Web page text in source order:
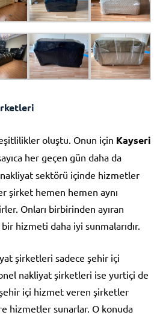
oluştu. Onun için Kayseri
her geçen gün daha da
sektörü içinde hizmetler
şirket hemen hemen aynı
Onları birbirinden ayıran
hizmeti daha iyi sunmalarıdır.
şirketleri sadece şehir içi
nakliyat şirketleri ise yurtiçi de
şehir içi hizmet veren şirketler
hizmetler sunarlar. O konuda